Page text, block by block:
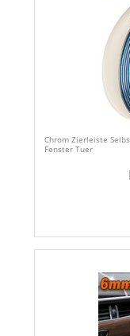
Chrom Zierleiste
Fenster Tuer